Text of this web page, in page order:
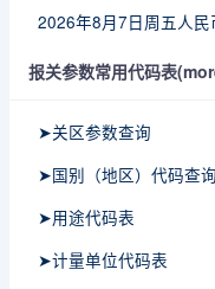
2026年8月7日周五人
报关参数常用代码表
➤关区参数查询
➤国别（地区）代码查询
➤用途代码表
➤计量单位代码表